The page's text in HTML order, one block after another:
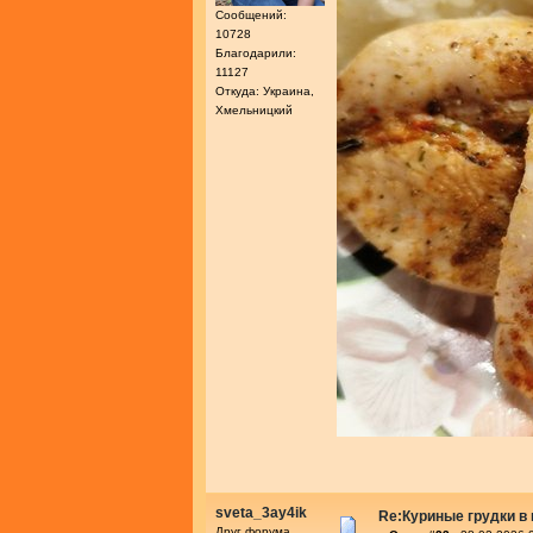
Сообщений:
10728
Благодарили:
11127
Откуда: Украина,
Хмельницкий
sveta_3ay4ik Re:Куриные грудки